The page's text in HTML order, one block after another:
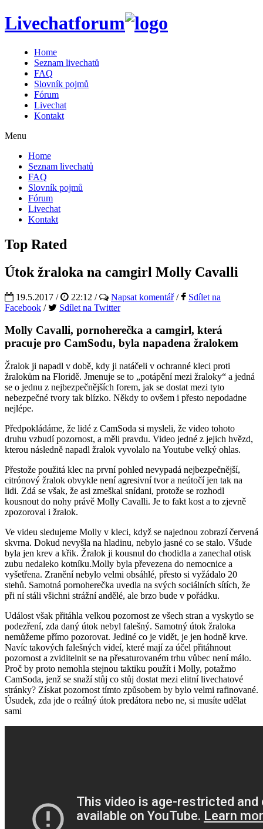
Livechatforum
Home
Seznam livechatů
FAQ
Slovník pojmů
Fórum
Livechat
Kontakt
Menu
Home
Seznam livechatů
FAQ
Slovník pojmů
Fórum
Livechat
Kontakt
Top Rated
Útok žraloka na camgirl Molly Cavalli
19.5.2017 / 22:12 / Napsat komentář/
Sdílet na
Facebook / Sdílet na Twitter
Molly Cavalli, pornoherečka a camgirl, která
pracuje pro CamSodu, byla napadena žralokem
Žralok ji napadl v době, kdy ji natáčeli v ochranné kleci proti
žralokům na Floridě. Jmenuje se to „potápění mezi žraloky“ a jedná
se o jednu z nejbezpečnějších forem, jak se dostat mezi tyto
nebezpečné tvory tak blízko. Někdy to ovšem i přesto nepodadne
nejlépe.
Předpokládáme, že lidé z CamSoda si mysleli, že video tohoto
druhu vzbudí pozornost, a měli pravdu. Video jedné z jejich hvězd,
kterou následně napadl žralok vyvolalo na Youtube velký ohlas.
Přestože použitá klec na první pohled nevypadá nejbezpečnější,
citrónový žralok obvykle není agresivní tvor a neútočí jen tak na
lidi. Zdá se však, že asi zmeškal snídani, protože se rozhodl
kousnout do nohy právě Molly Cavalli. Je to fakt kost a to zjevně
zpozoroval i žralok.
Ve videu sledujeme Molly v kleci, když se najednou zobrazí červená
skvrna. Dokud nevyšla na hladinu, nebylo jasné co se stalo. Všude
byla jen krev a křik. Žralok ji kousnul do chodidla a zanechal otisk
zubu nedaleko kotníku.Molly byla převezena do nemocnice a
vyšetřena. Zranění nebylo velmi obsáhlé, přesto si vyžádalo 20
stehů. Samotná pornoherečka uvedla na svých sociálních sítích, že
při ní stáli všichni strážní andělé, ale brzo bude v pořádku.
Událost však přitáhla velkou pozornost ze všech stran a vyskytlo se
podezření, zda daný útok nebyl falešný. Samotný útok žraloka
nemůžeme přímo pozorovat. Jediné co je vidět, je jen hodně krve.
Navíc takových falešných videí, které mají za účel přitáhnout
pozornost a zviditelnit se na přesaturovaném trhu vůbec není málo.
Proč by proto nemohla stejnou taktiku použít i Molly, potažmo
CamSoda, jenž se snaží stůj co stůj dostat mezi elitní livechatové
stránky? Získat pozornost tímto způsobem by bylo velmi rafinované.
Úsudek, zda jde o reálný útok predátora nebo ne, si musíte udělat
sami